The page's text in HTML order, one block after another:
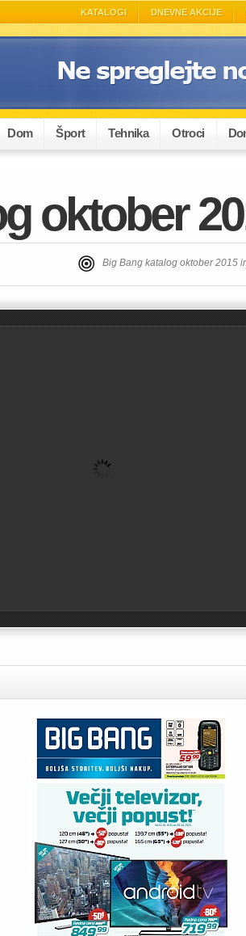
KATALOGI DNEVNE AKCIJE
Dom Šport Tehnika Otroci
oktober
Big Bang katalog oktober 2015